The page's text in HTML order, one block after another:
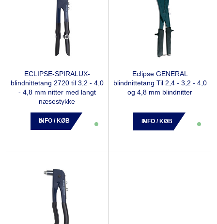
ECLIPSE-SPIRALUX-
blindnittetang 2720 til 3,2 - 4,0
- 4,8 mm nitter med langt
næsestykke
INFO / KØB
Eclipse GENERAL
blindnittetang Til 2,4 - 3,2 - 4,0
og 4,8 mm blindnitter
INFO / KØB